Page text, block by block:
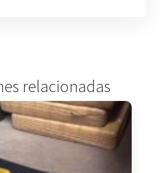
relacionadas